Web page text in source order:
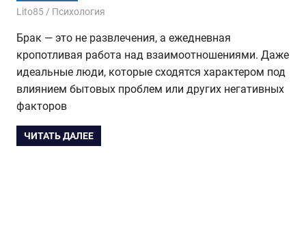
13.04.2020
Lito85 Психология
Брак — это не развлечения, а ежедневная
кропотливая работа над взаимоотношениями. Даже
идеальные люди, которые сходятся характером под
влиянием бытовых проблем или других негативных
факторов
ЧИТАТЬ ДАЛЕЕ